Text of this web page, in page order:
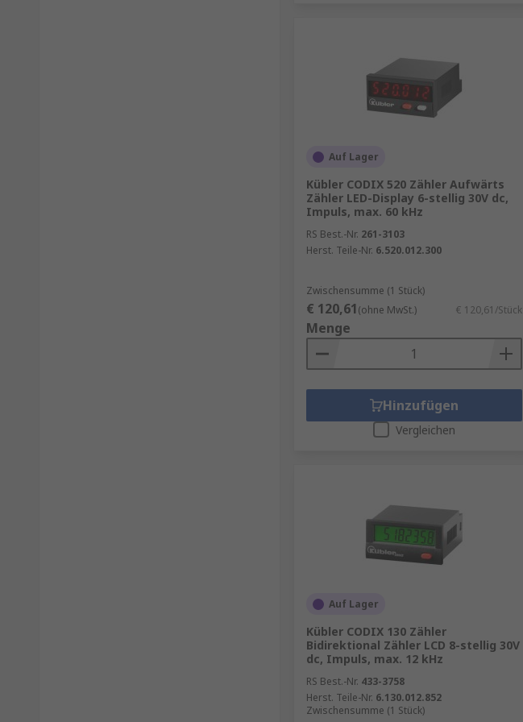
Auf Lager
Kübler CODIX 520 Zähler Aufwärts
Zähler LED-Display 6-stellig 30V dc,
Impuls, max. 60 kHz
RS Best.-Nr. 261-3103
Herst. Teile-Nr. 6.520.012.300
Zwischensumme (1 Stück)
€ 120,61(ohne MwSt.) € 120,61/Stück
Menge
Hinzufügen
Vergleichen
Auf Lager
Kübler CODIX 130 Zähler
Bidirektional Zähler LCD 8-stellig 30V
dc, Impuls, max. 12 kHz
RS Best.-Nr. 433-3758
Herst. Teile-Nr. 6.130.012.852
Zwischensumme (1 Stück)